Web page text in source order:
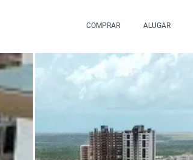
COMPRAR ALUGAR